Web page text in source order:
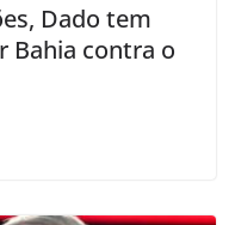
Dado tem
Bahia contra o